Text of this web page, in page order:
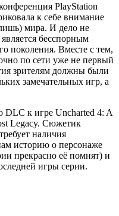
PlayStation
к себе внимание
мира. И дело не
бесспорным
поколения. Вместе с тем,
по сети уже не первый
зрителям должны были
замечательных игр, а
DLC к игре Uncharted 4: A
Legacy. Сюжетик
наличия
историю о персонаже
прекрасно её помнят) и
игры серии.